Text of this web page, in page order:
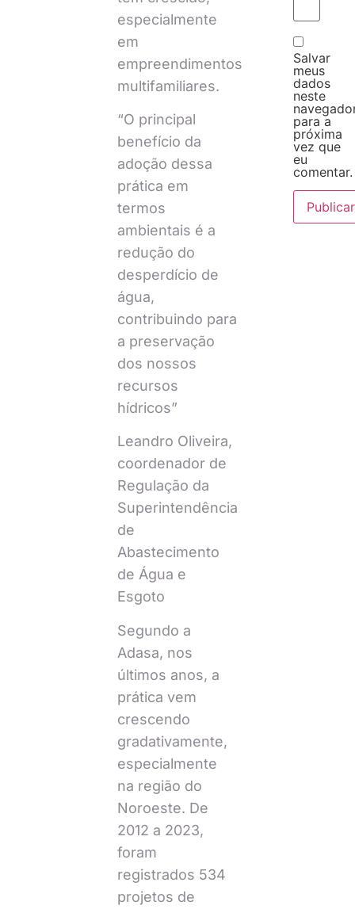
especialmente
em
empreendimentos
multifamiliares.
“O principal
benefício da
adoção dessa
prática em
termos
ambientais é a
redução do
desperdício de
água,
contribuindo para
a preservação
dos nossos
recursos
hídricos”
Leandro Oliveira,
coordenador de
Regulação da
Superintendência
de
Abastecimento
de Água e
Esgoto
Segundo a
Adasa, nos
últimos anos, a
prática vem
crescendo
gradativamente,
especialmente
na região do
Noroeste. De
2012 a 2023,
foram
registrados 534
projetos de
Salvar
meus
dados
neste
para a
próxima
vez que
eu
comentar.